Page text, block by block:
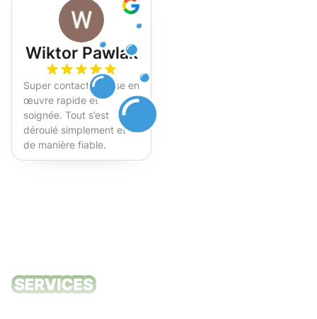
Wiktor Pawlak
Super contact et mise en
œuvre rapide et
soignée. Tout s’est
déroulé simplement et
de manière fiable.
Fortement recommandé !